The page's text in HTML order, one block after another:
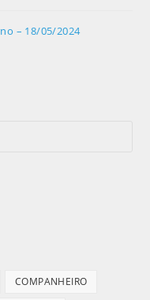
– 18/05/2024
COMPANHEIRO